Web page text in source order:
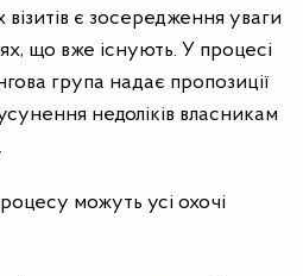
є зосередження уваги
що вже існують. У процесі
група надає пропозиції
недоліків власникам
можуть усі охочі